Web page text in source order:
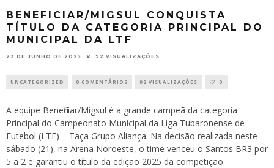
BENEFICIAR/MIGSUL CONQUISTA
TÍTULO DA CATEGORIA PRINCIPAL DO
MUNICIPAL DA LTF
23 DE JUNHO DE 2025 92 VISUALIZAÇÕES
UNCATEGORIZED 0 COMENTÁRIOS 92 VISUALIZAÇÕES 0
A equipe Beneficiar/Migsul é a grande campeã da categoria
Principal do Campeonato Municipal da Liga Tubaronense de
Futebol (LTF) – Taça Grupo Aliança. Na decisão realizada neste
sábado (21), na Arena Noroeste, o time venceu o Santos BR3 por
5 a 2 e garantiu o título da edição 2025 da competição.